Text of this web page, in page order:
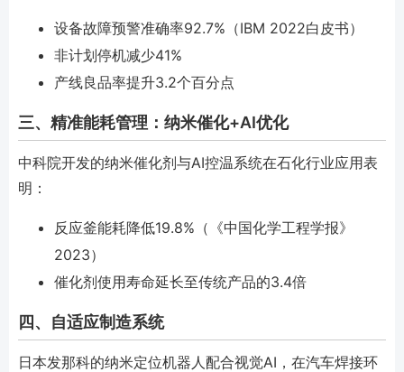
设备故障预警准确率92.7%（IBM 2022白皮书）
非计划停机减少41%
产线良品率提升3.2个百分点
三、精准能耗管理：纳米催化+AI优化
中科院开发的纳米催化剂与AI控温系统在石化行业应用表
明：
反应釜能耗降低19.8%（《中国化学工程学报》
2023）
催化剂使用寿命延长至传统产品的3.4倍
四、自适应制造系统
日本发那科的纳米定位机器人配合视觉AI，在汽车焊接环